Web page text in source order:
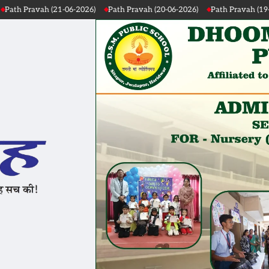
Path Pravah (20-06-2026) Path Pravah (19-06-2026) Path Pravah